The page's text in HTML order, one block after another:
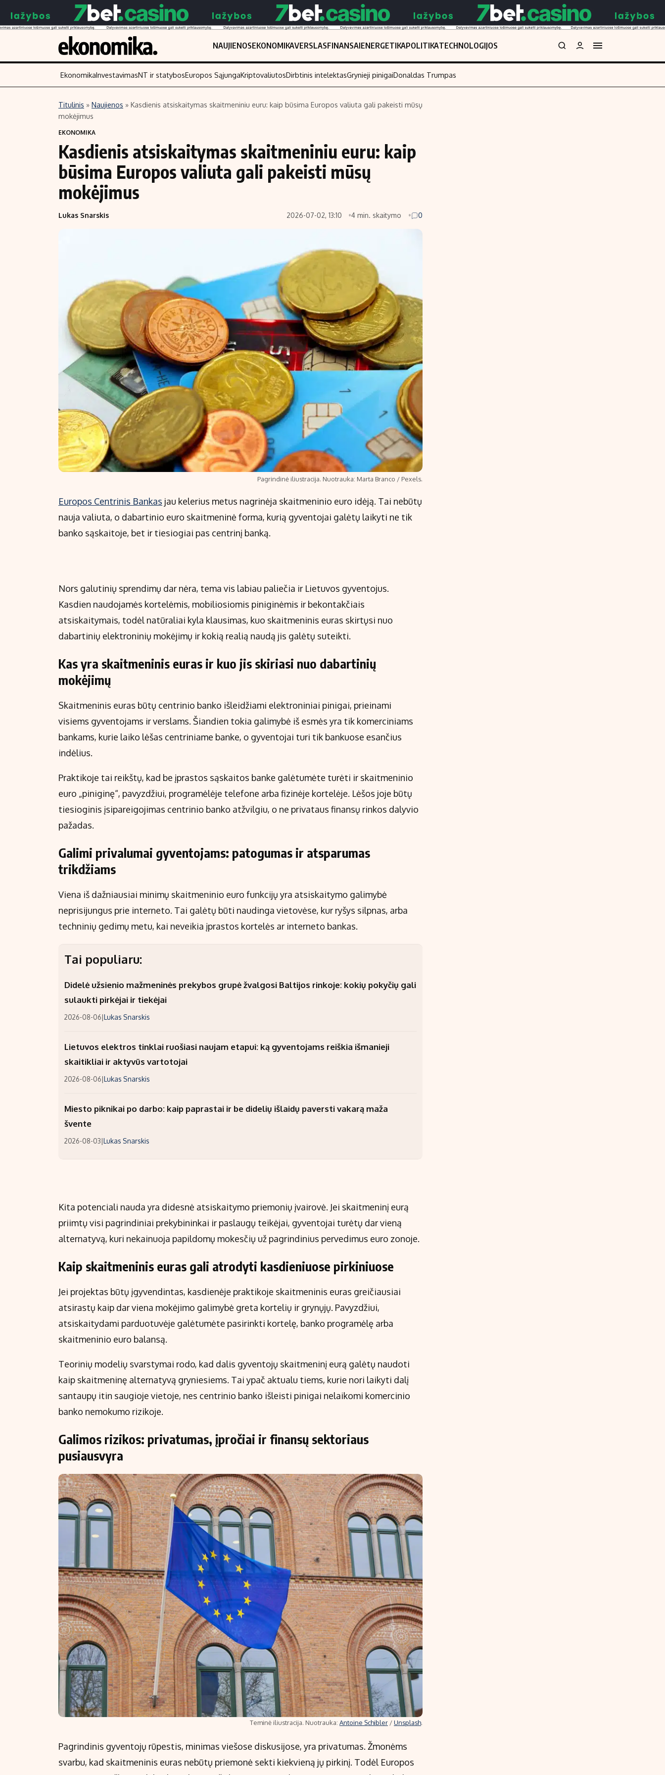
NAUJIENOSEKONOMIKAVERSLASFINANSAIENERGETIKAPOLITIKATECHNOLOGIJOS
Turinys
Naujienos
Aplinka
Verslas
Energetika
Ekonomika
Politika
Įmonės
Žemės ūkis
Akcijų rinka
Saulės elektrinės
Migracija
Indėliai
EkonomikaInvestavimasNT ir statybosEuropos SąjungaKriptovaliutosDirbtinis intelektasGrynieji pinigaiDonaldas Trumpas
Titulinis » Naujienos » Kasdienis atsiskaitymas skaitmeniniu euru: kaip būsima Europos valiuta gali pakeisti mūsų
mokėjimus
EKONOMIKA
Kasdienis atsiskaitymas skaitmeniniu euru: kaip
būsima Europos valiuta gali pakeisti mūsų
mokėjimus
Lukas Snarskis 2026-07-02, 13:10 4 min. skaitymo 0
Pagrindinė iliustracija. Nuotrauka: Marta Branco / Pexels.
Europos Centrinis Bankas jau kelerius metus nagrinėja skaitmeninio euro idėją. Tai nebūtų
nauja valiuta, o dabartinio euro skaitmeninė forma, kurią gyventojai galėtų laikyti ne tik
banko sąskaitoje, bet ir tiesiogiai pas centrinį banką.
Nors galutinių sprendimų dar nėra, tema vis labiau paliečia ir Lietuvos gyventojus.
Kasdien naudojamės kortelėmis, mobiliosiomis piniginėmis ir bekontakčiais
atsiskaitymais, todėl natūraliai kyla klausimas, kuo skaitmeninis euras skirtųsi nuo
dabartinių elektroninių mokėjimų ir kokią realią naudą jis galėtų suteikti.
Kas yra skaitmeninis euras ir kuo jis skiriasi nuo dabartinių
mokėjimų
Skaitmeninis euras būtų centrinio banko išleidžiami elektroniniai pinigai, prieinami
visiems gyventojams ir verslams. Šiandien tokia galimybė iš esmės yra tik komerciniams
bankams, kurie laiko lėšas centriniame banke, o gyventojai turi tik bankuose esančius
indėlius.
Praktikoje tai reikštų, kad be įprastos sąskaitos banke galėtumėte turėti ir skaitmeninio
euro „piniginę“, pavyzdžiui, programėlėje telefone arba fizinėje kortelėje. Lėšos joje būtų
tiesioginis įsipareigojimas centrinio banko atžvilgiu, o ne privataus finansų rinkos dalyvio
pažadas.
Galimi privalumai gyventojams: patogumas ir atsparumas
trikdžiams
Viena iš dažniausiai minimų skaitmeninio euro funkcijų yra atsiskaitymo galimybė
neprisijungus prie interneto. Tai galėtų būti naudinga vietovėse, kur ryšys silpnas, arba
techninių gedimų metu, kai neveikia įprastos kortelės ar interneto bankas.
Tai populiaru:
Didelė užsienio mažmeninės prekybos grupė žvalgosi Baltijos rinkoje: kokių pokyčių gali
sulaukti pirkėjai ir tiekėjai
2026-08-06|Lukas Snarskis
Lietuvos elektros tinklai ruošiasi naujam etapui: ką gyventojams reiškia išmanieji
skaitikliai ir aktyvūs vartotojai
2026-08-06|Lukas Snarskis
Miesto piknikai po darbo: kaip paprastai ir be didelių išlaidų paversti vakarą maža
švente
2026-08-03|Lukas Snarskis
Kita potenciali nauda yra didesnė atsiskaitymo priemonių įvairovė. Jei skaitmeninį eurą
priimtų visi pagrindiniai prekybininkai ir paslaugų teikėjai, gyventojai turėtų dar vieną
alternatyvą, kuri nekainuoja papildomų mokesčių už pagrindinius pervedimus euro zonoje.
Kaip skaitmeninis euras gali atrodyti kasdieniuose pirkiniuose
Jei projektas būtų įgyvendintas, kasdienėje praktikoje skaitmeninis euras greičiausiai
atsirastų kaip dar viena mokėjimo galimybė greta kortelių ir grynųjų. Pavyzdžiui,
atsiskaitydami parduotuvėje galėtumėte pasirinkti kortelę, banko programėlę arba
skaitmeninio euro balansą.
Teorinių modelių svarstymai rodo, kad dalis gyventojų skaitmeninį eurą galėtų naudoti
kaip skaitmeninę alternatyvą gryniesiems. Tai ypač aktualu tiems, kurie nori laikyti dalį
santaupų itin saugioje vietoje, nes centrinio banko išleisti pinigai nelaikomi komercinio
banko nemokumo rizikoje.
Galimos rizikos: privatumas, įpročiai ir finansų sektoriaus
pusiausvyra
Teminė iliustracija. Nuotrauka: Antoine Schibler /Unsplash.
Pagrindinis gyventojų rūpestis, minimas viešose diskusijose, yra privatumas. Žmonėms
svarbu, kad skaitmeninis euras nebūtų priemonė sekti kiekvieną jų pirkinį. Todėl Europos